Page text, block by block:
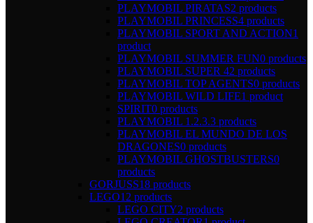
PLAYMOBIL PIRATAS2 products
PLAYMOBIL PRINCESS4 products
PLAYMOBIL SPORT AND ACTION1
product
PLAYMOBIL SUMMER FUN0 products
PLAYMOBIL SUPER 42 products
PLAYMOBIL TOP AGENTS0 products
PLAYMOBIL WILD LIFE1 product
SPIRIT0 products
PLAYMOBIL 1.2.3.3 products
PLAYMOBIL EL MUNDO DE LOS
DRAGONES0 products
PLAYMOBIL GHOSTBUSTERS0
products
GORJUSS18 products
LEGO12 products
LEGO CITY2 products